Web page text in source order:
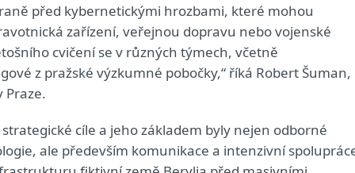
před kybernetickými hrozbami, které mohou
zařízení, veřejnou dopravu nebo vojenské
cvičení se v různých týmech, včetně
z pražské výzkumné pobočky,“ říká Robert Šuman,
Praze.
cíle a jeho základem byly nejen odborné
ale především komunikace a intenzivní